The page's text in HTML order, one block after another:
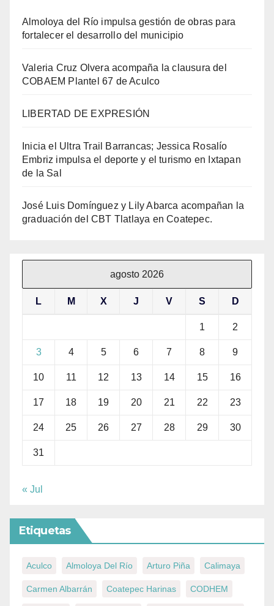
Almoloya del Río impulsa gestión de obras para
fortalecer el desarrollo del municipio
Valeria Cruz Olvera acompaña la clausura del
COBAEM Plantel 67 de Aculco
LIBERTAD DE EXPRESIÓN
Inicia el Ultra Trail Barrancas; Jessica Rosalío
Embriz impulsa el deporte y el turismo en Ixtapan
de la Sal
José Luis Domínguez y Lily Abarca acompañan la
graduación del CBT Tlatlaya en Coatepec.
agosto 2026
L M X J V S D
1 2
3 4 5 6 7 8 9
10 11 12 13 14 15 16
17 18 19 20 21 22 23
24 25 26 27 28 29 30
31
« Jul
Etiquetas
Aculco Almoloya Del Río Arturo Piña Calimaya
Carmen Albarrán Coatepec Harinas CODHEM